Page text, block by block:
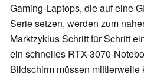
Gaming-Laptops, die auf eine
Serie setzen, werden zum
Marktzyklus Schritt für Schritt
ein schnelles RTX-3070-
Bildschirm müssen mittlerweile